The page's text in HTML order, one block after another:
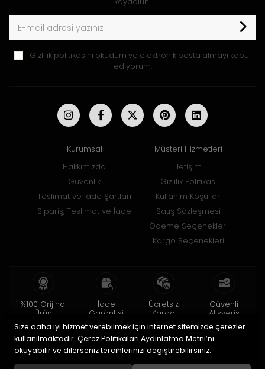
kaydolun!
Gizlilik politikasını okudum ve elektronik posta almayı kabul
ediyorum.
Kurumsal
Hakkımızda
Güvenlik
Teslimat ve İade Şartları
Sipariş, Teslimat ve İade
Müşteri Hizmetleri
İletişim
Gizlilik Politikası
Kullanım Koşulları
Satış Sözleşmesi
Ödeme Seçenekleri
Kargo Seçenekleri
%100 Orijinal
Ürün
2 yıl garanti
İade
Garantisi
15 gün içinde
iade
Ücretsiz
Kargo
150 TL ve üzeri
Güvenli
Alışveriş
256bit SSL ile
Size daha iyi hizmet verebilmek için internet sitemizde çerezler
kullanılmaktadır. Çerez Politikaları Aydınlatma Metni’ni
okuyabilir ve dilerseniz tercihlerinizi değiştirebilirsiniz.